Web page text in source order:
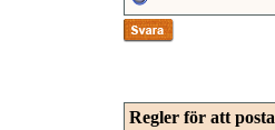
Regler för att posta